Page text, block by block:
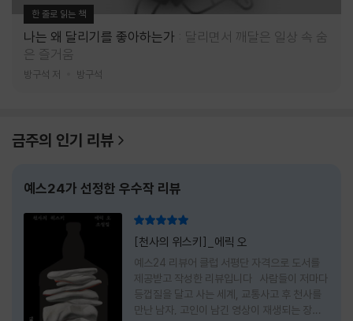
한 줄로 읽는 책
나는 왜 달리기를 좋아하는가
달리면서 깨달은 일상 속 숨
은 즐거움
방구석 저 방구석
금주의 인기 리뷰
예스24가 선정한 우수작 리뷰
[천사의 위스키]_에릭 오
예스24 리뷰어 클럽 서평단 자격으로 도서를
제공받고 작성한 리뷰입니다 사람들이 저마다
등껍질을 달고 사는 세계, 교통사고 후 천사를
만난 남자, 고인이 남긴 영상이 재생되는 장례